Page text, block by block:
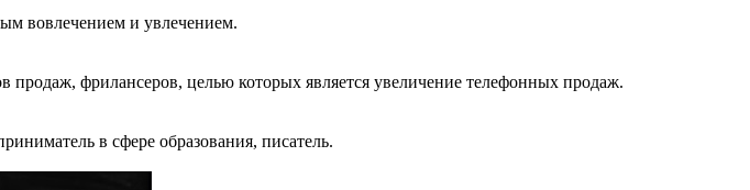
вовлечением и увлечением.
продаж, фрилансеров, целью которых является увеличение телефонных продаж.
в сфере образования, писатель.